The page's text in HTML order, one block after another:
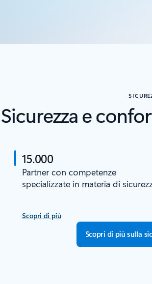
Sicurezza e
15.000
Partner con competenze
specializzate in materia di
Scopri di più
Scopri di più sulla